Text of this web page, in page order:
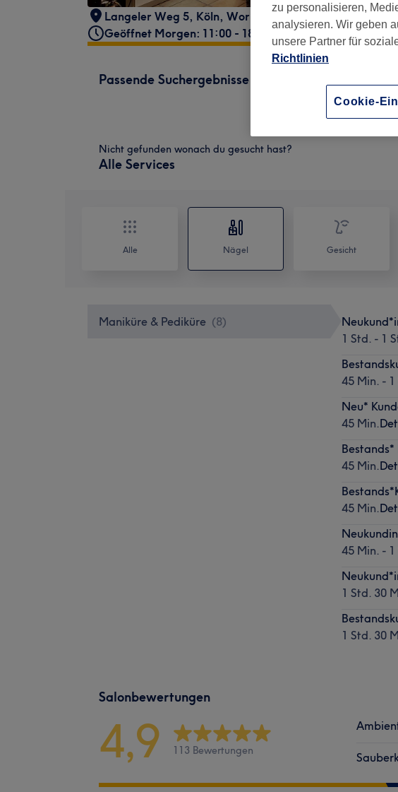
Langeler Weg 5, Köln, Worringen , 50769
Geöffnet Morgen: 11:00 - 18:00
Passende Suchergebnisse
1 Std.
Nicht gefunden wonach du gesucht hast?
Alle Services
Alle Nägel Gesicht
Maniküre & Pediküre (8)
1 Std. - 1
45 Min. -
Neu*
45 Min.
Bestands*
45 Min.
45 Min.
45 Min. -
1 Std. 30
1 Std. 30
Salonbewertungen
4,9 113 Bewertungen
zu personalisieren,
analysieren. Wir geben
unsere Partner für
Richtlinien
Cookie-